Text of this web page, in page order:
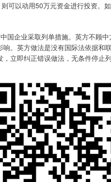
可以动用50万元资金进行投资。
企业采取列单措施。英方不顾中
。英方做法是没有国际法依据和
立即纠正错误做法，无条件停止